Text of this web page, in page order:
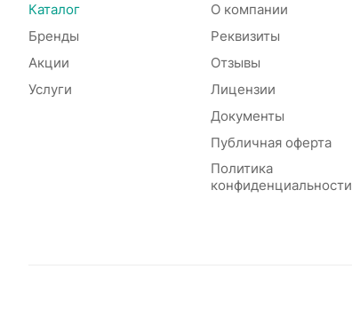
Каталог
Бренды
Акции
Услуги
О компании
Реквизиты
Отзывы
Лицензии
Документы
Публичная оферта
Политика
конфиденциальности